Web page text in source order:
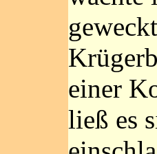
einer
ließ es